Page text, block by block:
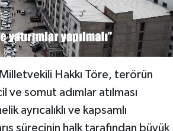
Hakkı Töre, terörün
ve somut adımlar atılması
ayrıcalıklı ve kapsamlı
sürecinin halk tarafından büyük